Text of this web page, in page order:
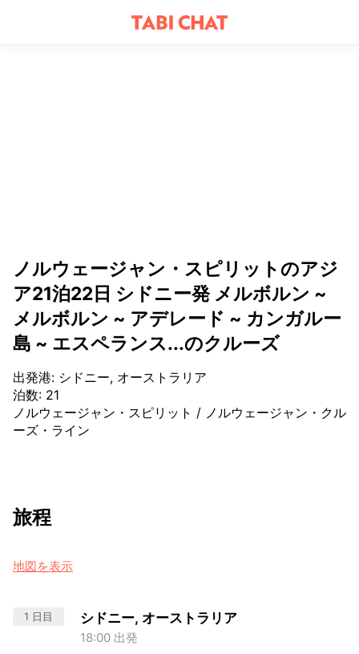
ノルウェージャン・スピリットのアジ
ア21泊22日 シドニー発 メルボルン ~
メルボルン ~ アデレード ~ カンガルー
島 ~ エスペランス...のクルーズ
出発港: シドニー, オーストラリア
泊数: 21
ノルウェージャン・スピリット / ノルウェージャン・クル
ーズ・ライン
旅程
地図を表示
1 日目 シドニー, オーストラリア
18:00 出発